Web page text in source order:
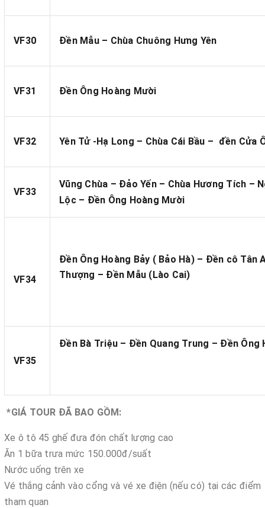
VF30 Đền Mẫu – Chùa Chuông Hưng Yên
VF31 Đền Ông Hoàng Mười
VF32 Yên Tử -Hạ Long – Chùa Cái Bầu – đền Cửa
VF33
Vũng Chùa – Đảo Yến – Chùa Hương Tích –
Lộc – Đền Ông Hoàng Mười
VF34
Đền Ông Hoàng Bảy ( Bảo Hà) – Đền cô Tân
Thượng – Đền Mẫu (Lào Cai)
VF35
Đền Bà Triệu – Đền Quang Trung – Đền Ông
*GIÁ TOUR ĐÃ BAO GỒM:
Xe ô tô 45 ghế đưa đón chất lượng cao
Ăn 1 bữa trưa mức 150.000đ/suất
Nước uống trên xe
Vé thắng cảnh vào cổng và vé xe điện (nếu có) tại các điểm
tham quan